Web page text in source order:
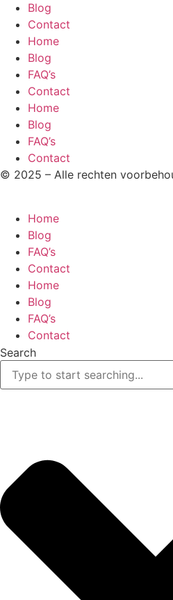
Blog
Contact
Home
Blog
FAQ’s
Contact
Home
Blog
FAQ’s
Contact
© 2025 – Alle rechten
Home
Blog
FAQ’s
Contact
Home
Blog
FAQ’s
Contact
Search